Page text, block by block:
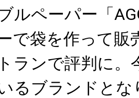
ルペーパー「
で袋を作って販
ランで評判に。
るブランドとな